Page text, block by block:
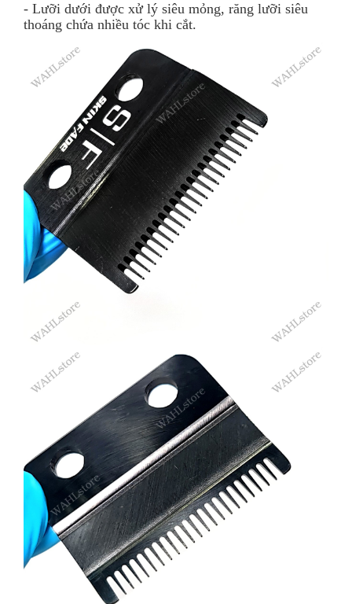
- Lưỡi dưới được xử lý siêu mỏng, răng lưỡi siêu
thoáng chứa nhiều tóc khi cắt.